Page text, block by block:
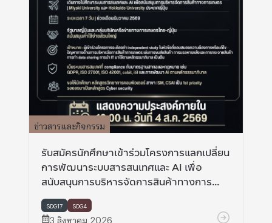
ข่าวสารและกิจกรรม
รับสมัครนักศึกษาเข้าร่วมโครงการแลกเปลี่ยน
การพัฒนาระบบสารสนเทศและ AI เพื่อ
สนับสนุนการบริหารจัดการสินค้าทางการ
เกษตร ที่ Miyaki university และ Hokkaido
university ประเทศญี่ปุ่น
SDG17 SDG4
3 สิงหาคม 2026